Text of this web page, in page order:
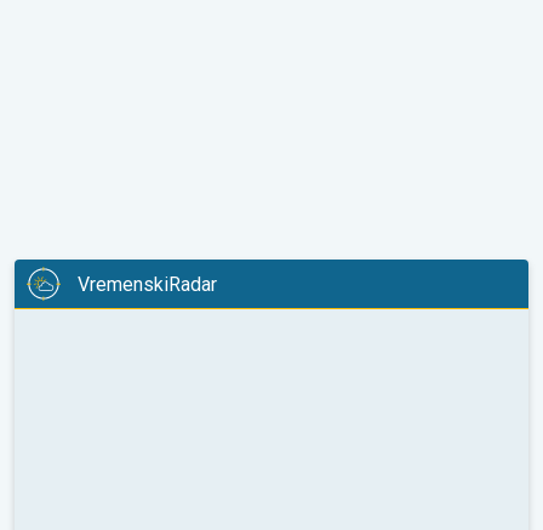
VremenskiRadar